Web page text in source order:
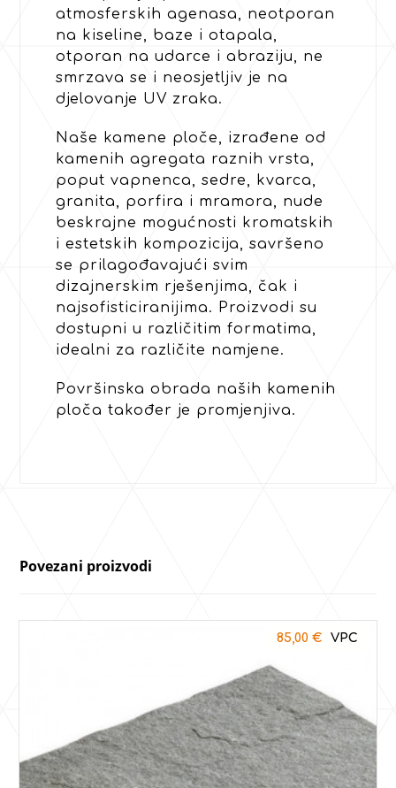
atmosferskih agenasa, neotporan
na kiseline, baze i otapala,
otporan na udarce i abraziju, ne
smrzava se i neosjetljiv je na
djelovanje UV zraka.
Naše kamene ploče, izrađene od
kamenih agregata raznih vrsta,
poput vapnenca, sedre, kvarca,
granita, porfira i mramora, nude
beskrajne mogućnosti kromatskih
i estetskih kompozicija, savršeno
se prilagođavajući svim
dizajnerskim rješenjima, čak i
najsofisticiranijima. Proizvodi su
dostupni u različitim formatima,
idealni za različite namjene.
Površinska obrada naših kamenih
ploča također je promjenjiva.
Povezani proizvodi
85,00 €